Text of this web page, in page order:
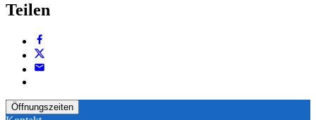
Teilen
Öffnungszeiten